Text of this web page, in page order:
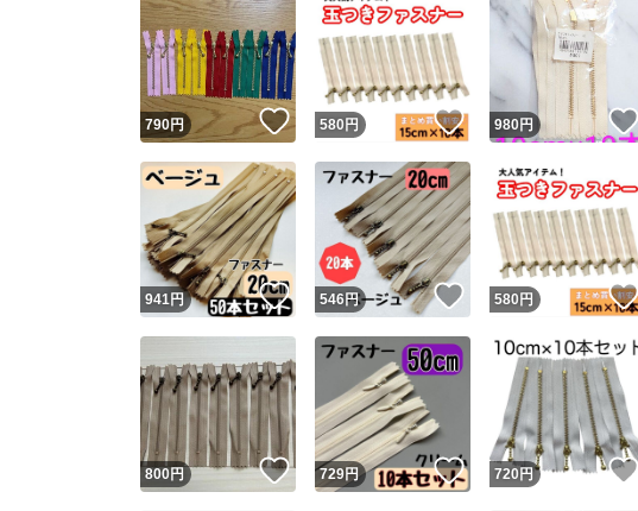
790円 いいね！
580 円 いいね！
980円
941円 いいね！
546円 いいね！
580 円
800円 いいね！
729円 いいね！
720 円